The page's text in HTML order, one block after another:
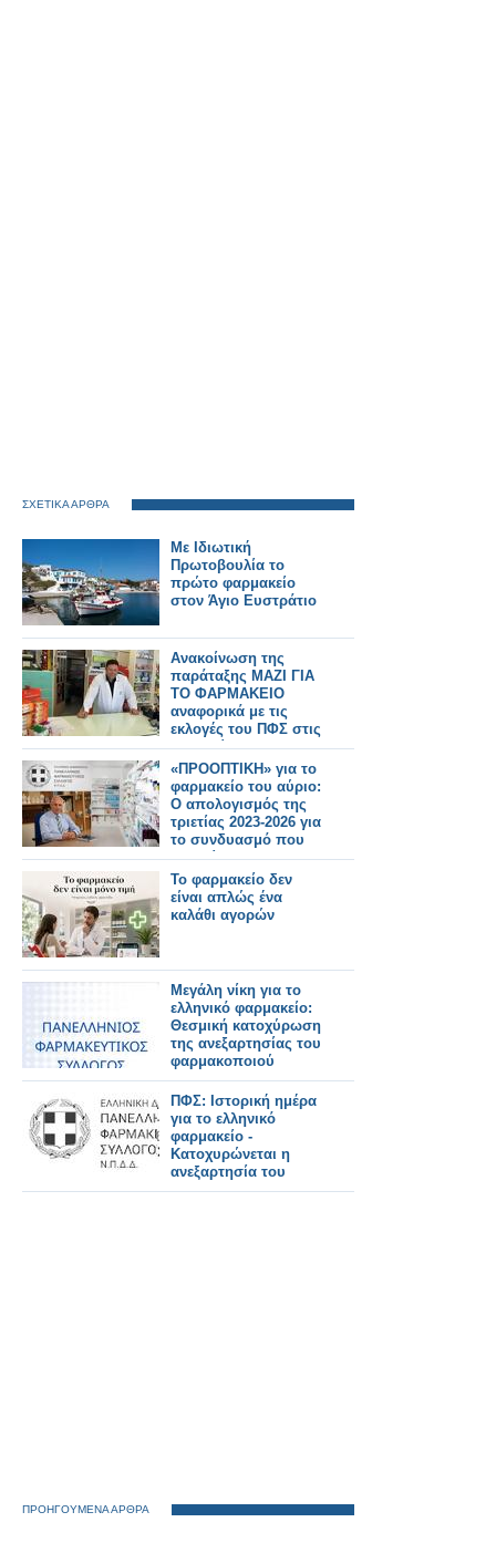
ΣΧΕΤΙΚΑ ΑΡΘΡΑ
Με Ιδιωτική
Πρωτοβουλία το
πρώτο φαρμακείο
στον Άγιο Ευστράτιο
Ανακοίνωση της
παράταξης ΜΑΖΙ ΓΙΑ
ΤΟ ΦΑΡΜΑΚΕΙΟ
αναφορικά με τις
εκλογές του ΠΦΣ στις
28 Ιουνίου 2026
«ΠΡΟΟΠΤΙΚΗ» για το
φαρμακείο του αύριο:
Ο απολογισμός της
τριετίας 2023-2026 για
το συνδυασμό που
διοικεί τον ΠΦΣ
Το φαρμακείο δεν
είναι απλώς ένα
καλάθι αγορών
Μεγάλη νίκη για το
ελληνικό φαρμακείο:
Θεσμική κατοχύρωση
της ανεξαρτησίας του
φαρμακοποιού
ΠΦΣ: Ιστορική ημέρα
για το ελληνικό
φαρμακείο -
Κατοχυρώνεται η
ανεξαρτησία του
Έλληνα
ΠΡΟΗΓΟΥΜΕΝΑ ΑΡΘΡΑ